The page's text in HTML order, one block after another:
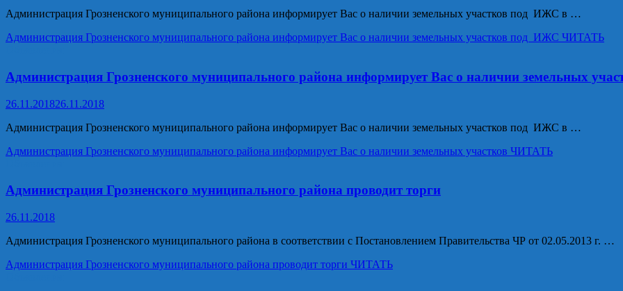
Администрация Грозненского муниципального района информирует Вас о наличии земельных участков под ИЖС в …
Администрация Грозненского муниципального района информирует Вас о наличии земельных участков под ИЖС ЧИТАТЬ
Администрация Грозненского муниципального района информирует Вас о наличии земельных
26.11.201826.11.2018
Администрация Грозненского муниципального района информирует Вас о наличии земельных участков под ИЖС в …
Администрация Грозненского муниципального района информирует Вас о наличии земельных участков ЧИТАТЬ
Администрация Грозненского муниципального района проводит торги
26.11.2018
Администрация Грозненского муниципального района в соответствии с Постановлением Правительства ЧР от 02.05.2013 г. …
Администрация Грозненского муниципального района проводит торги ЧИТАТЬ